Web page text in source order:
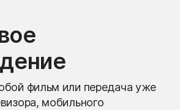
фильм или передача уже
мобильного